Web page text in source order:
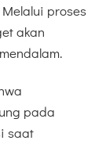
proses
akan
pada
saat